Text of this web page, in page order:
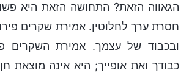
הגאווה הזאת? התחושה הזאת היא
חסרת ערך לחלוטין. אמירת שקרים
ובכבוד של עצמך. אמירת
כבודך ואת אופייך; היא אינה מוצאת